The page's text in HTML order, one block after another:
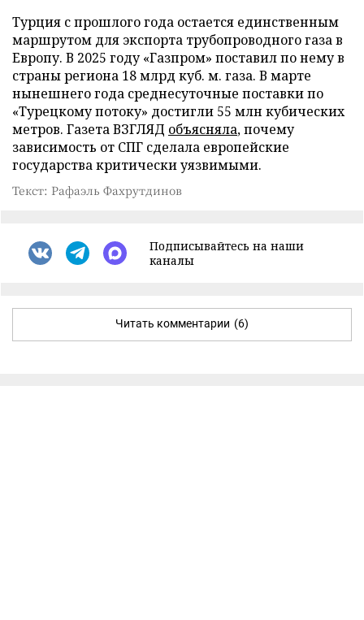
Турция с прошлого года остается единственным
маршрутом для экспорта трубопроводного газа в
Европу. В 2025 году «Газпром» поставил по нему в
страны региона 18 млрд куб. м. газа. В марте
нынешнего года среднесуточные поставки по
«Турецкому потоку» достигли 55 млн кубических
метров. Газета ВЗГЛЯД объясняла, почему
зависимость от СПГ сделала европейские
государства критически уязвимыми.
Текст: Рафаэль Фахрутдинов
Подписывайтесь на наши
каналы
Читать комментарии (6)